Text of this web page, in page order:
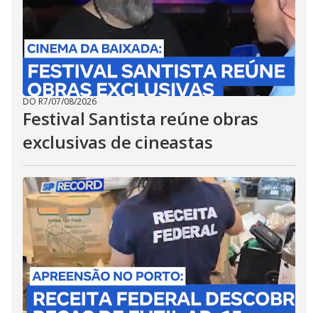
DO R7/07/08/2026
Festival Santista reúne obras
exclusivas de cineastas